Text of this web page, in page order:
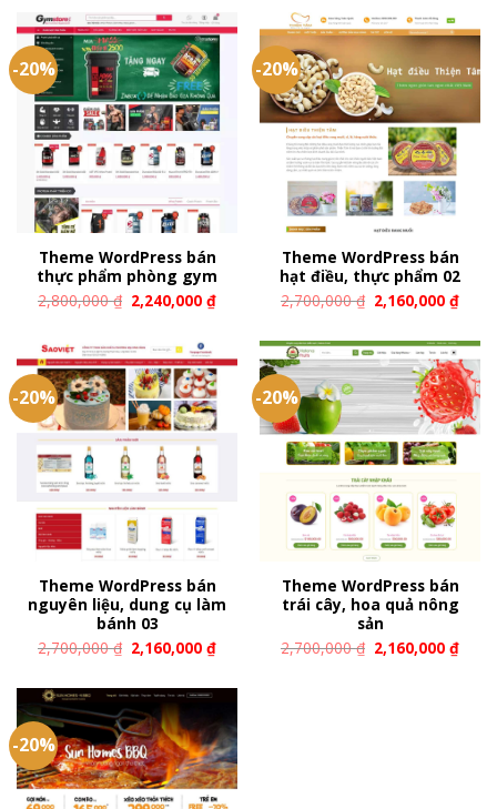
-20%
Theme WordPress bán
thực phẩm phòng gym
2,800,000₫ 2,240,000₫
-20%
Theme WordPress bán
hạt điều, thực phẩm 02
2,700,000₫ 2,160,000₫
-20%
Theme WordPress bán
nguyên liệu, dung cụ làm
bánh 03
2,700,000₫ 2,160,000₫
-20%
Theme WordPress bán
trái cây, hoa quả nông
sản
2,700,000₫ 2,160,000₫
-20%